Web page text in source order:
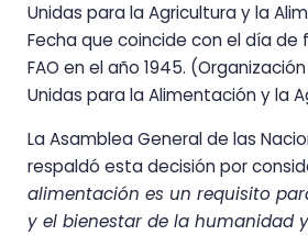
Unidas para la Agricultura y la
Fecha que coincide con el día de
FAO en el año 1945.
Unidas para la Alimentación y la
La Asamblea General de las
respaldó esta decisión por
alimentación es un requisito
y el bienestar de la humanidad